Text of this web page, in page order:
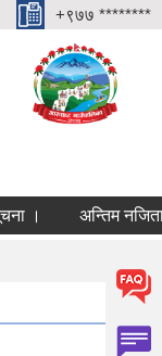
+९७७ ********
अन्तिम नजिता